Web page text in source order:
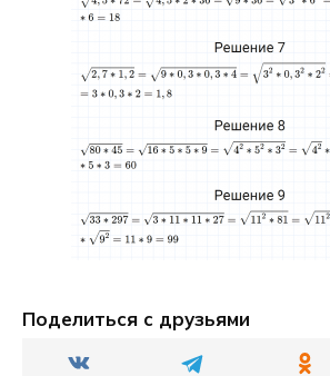
Поделиться с друзьями